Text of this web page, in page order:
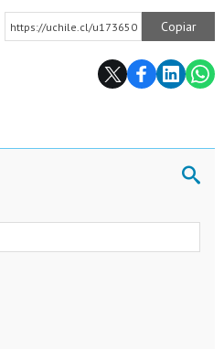
https://uchile.cl/u173650 Copiar